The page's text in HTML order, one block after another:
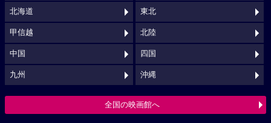
北海道 東北
甲信越 北陸
中国 四国
九州 沖縄
全国の映画館へ